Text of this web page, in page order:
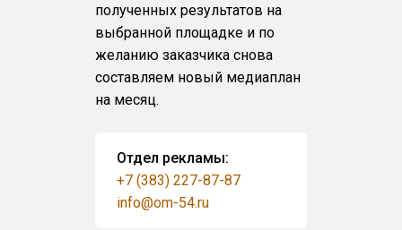
полученных результатов на
выбранной площадке и по
желанию заказчика снова
составляем новый медиаплан
на месяц.
Отдел рекламы:
+7 (383) 227-87-87
info@om-54.ru